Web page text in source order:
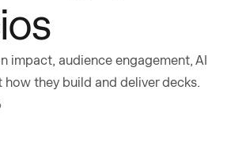
impact, audience engagement, AI
they build and deliver decks.